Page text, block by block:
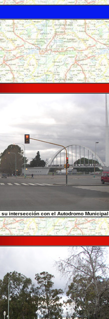
su intersección con el Autodromo Municipal